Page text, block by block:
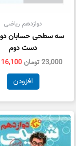
دوازدهم ریاضی
سه سطحی حسابان
دست دوم
23,000تومان16,100
افزودن
20,400 تومان
قیمت
اصلی
بود.